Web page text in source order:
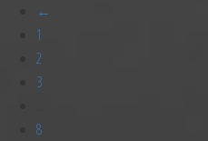
←
1
2
3
8